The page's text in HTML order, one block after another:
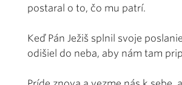
postaral o to, čo mu patrí.
Keď Pán Ježiš splnil svoje
odišiel do neba, aby nám tam